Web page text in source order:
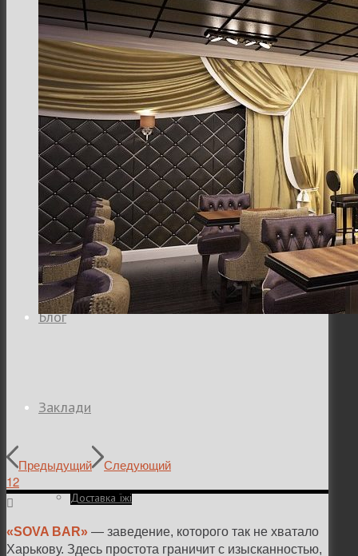
Семейная и детская фотосъемка
Свадебная фотосъёмка
Фоторедактор
Блог
Заклади
Доставка їжі
Предыдущий
Следующий
12
«SOVA BAR» — заведение, которого так не хватало
Харькову. Здесь простота граничит с изысканностью,